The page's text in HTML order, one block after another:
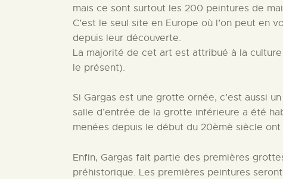
mais ce sont surtout les 200 peintures de
C’est le seul site en Europe où l’on peut en
depuis leur découverte.
La majorité de cet art est attribué à la
le présent).
Si Gargas est une grotte ornée, c’est aussi
salle d’entrée de la grotte inférieure a été
menées depuis le début du 20èmè siècle
Enfin, Gargas fait partie des premières
préhistorique. Les premières peintures